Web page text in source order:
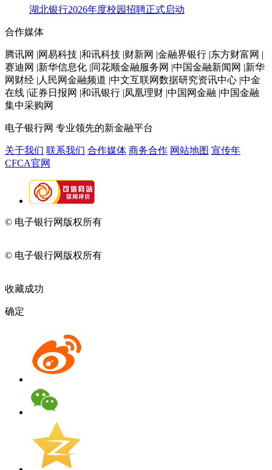
湖北银行2026年度校园招聘正式启动
合作媒体
腾讯网 |网易科技 |和讯科技 |财新网 |金融界银行 |东方财富网 |
赛迪网 |新华信息化 |同花顺金融服务网 |中国金融新闻网 |新华
网财经 |人民网金融频道 |中文互联网数据研究资讯中心 |中金
在线 |证券日报网 |和讯银行 |凤凰理财 |中国网金融 |中国金融
集中采购网
电子银行网 专业领先的新金融平台
关于我们 联系我们 合作媒体 商务合作 网站地图 宣传年
CFCA官网
© 电子银行网版权所有
© 电子银行网版权所有
收藏成功
确定